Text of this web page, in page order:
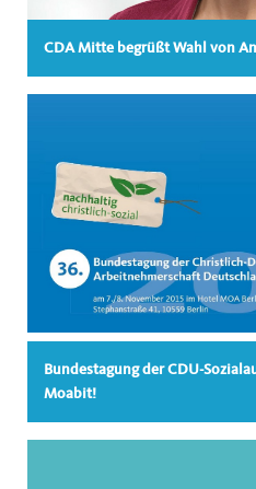
CDA Mitte begrüßt Wahl von
Bundestagung der CDU-
Moabit!